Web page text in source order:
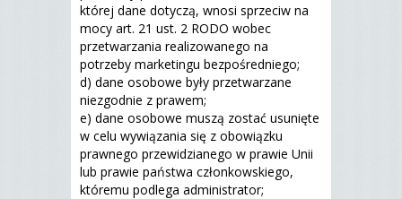
której dane dotyczą, wnosi sprzeciw na
mocy art. 21 ust. 2 RODO wobec
przetwarzania realizowanego na
potrzeby marketingu bezpośredniego;
d) dane osobowe były przetwarzane
niezgodnie z prawem;
e) dane osobowe muszą zostać usunięte
w celu wywiązania się z obowiązku
prawnego przewidzianego w prawie Unii
lub prawie państwa członkowskiego,
któremu podlega administrator;